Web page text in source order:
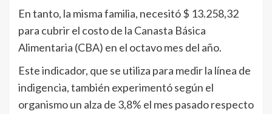
En tanto, la misma familia, necesitó $ 13.258,32
para cubrir el costo de la Canasta Básica
Alimentaria (CBA) en el octavo mes del año.
Este indicador, que se utiliza para medir la línea de
indigencia, también experimentó según el
organismo un alza de 3,8% el mes pasado respecto